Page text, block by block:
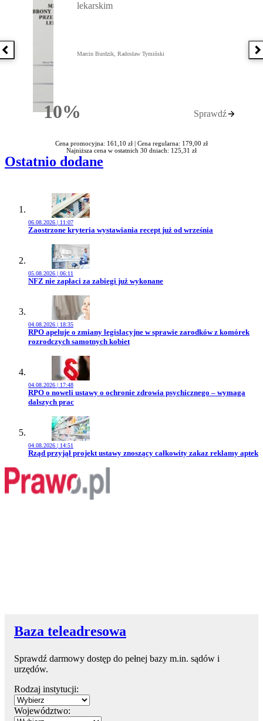
Poprzednia książka
10%Rabatu
lekarskim
Marcin Burdzik, Radosław Tymiński
Sprawdź
Cena promocyjna: 161,10 zł | Cena regularna: 179,00 zł
Najniższa cena w ostatnich 30 dniach: 125,31 zł
Ostatnio dodane
06.08.2026 | 11:07
Przejdź do artykułu:
Zaostrzone kryteria wystawiania recept już od września
05.08.2026 | 06:11
Przejdź do artykułu:
NFZ nie zapłaci za zabiegi już wykonane
04.08.2026 | 18:35
Przejdź do artykułu:
RPO apeluje o zmiany legislacyjne w sprawie zarodków z komórek
rozrodczych samotnych kobiet
04.08.2026 | 17:48
Przejdź do artykułu:
RPO o noweli ustawy o ochronie zdrowia psychicznego – wymaga
dalszych prac
04.08.2026 | 14:51
Przejdź do artykułu:
Rząd przyjął projekt ustawy znoszący całkowity zakaz reklamy aptek
Baza teleadresowa
Sprawdź darmowy dostęp do pełnej bazy m.in. sądów i
urzędów.
Rodzaj instytucji:
Województwo: